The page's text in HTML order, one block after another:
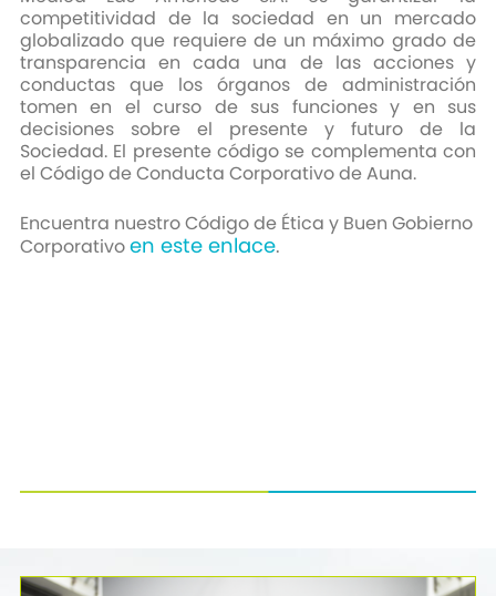
competitividad de la sociedad en un mercado
globalizado que requiere de un máximo grado de
transparencia en cada una de las acciones y
conductas que los órganos de administración
tomen en el curso de sus funciones y en sus
decisiones sobre el presente y futuro de la
Sociedad. El presente código se complementa con
el Código de Conducta Corporativo de Auna.
Encuentra nuestro Código de Ética y Buen Gobierno
Corporativoen este enlace.